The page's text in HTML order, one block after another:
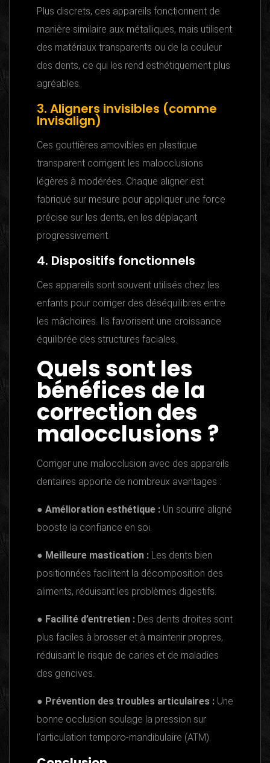
Plus discrets, ces appareils fonctionnent de
manière similaire aux métalliques, mais utilisent
des matériaux transparents ou de la couleur
des dents, ce qui les rend esthétiquement plus
agréables.
3. Aligners invisibles (comme
Invisalign)
Ces gouttières amovibles en plastique
transparent corrigent les malocclusions
légères à modérées. Chaque aligner est
fabriqué sur mesure pour appliquer une force
précise sur les dents, en les déplaçant
progressivement.
4. Dispositifs fonctionnels
Ces appareils sont souvent utilisés chez les
enfants pour corriger des déséquilibres entre
les mâchoires. Ils favorisent une croissance
équilibrée des structures faciales.
Quels sont les
bénéfices de la
correction des
malocclusions ?
Corriger une malocclusion avec des appareils
dentaires apporte de nombreux avantages :
● Amélioration esthétique : Un sourire aligné
booste la confiance en soi.
● Meilleure mastication : Les dents bien
positionnées facilitent la décomposition des
aliments, réduisant les problèmes digestifs.
● Facilité d’entretien : Des dents droites sont
plus faciles à brosser et à maintenir propres,
réduisant le risque de caries et de maladies
des gencives.
● Prévention des troubles articulaires : Une
bonne occlusion soulage la pression sur
l’articulation temporo-mandibulaire (ATM).